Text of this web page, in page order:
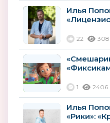
Илья
22 308
1 2406
Илья
«Рики»: